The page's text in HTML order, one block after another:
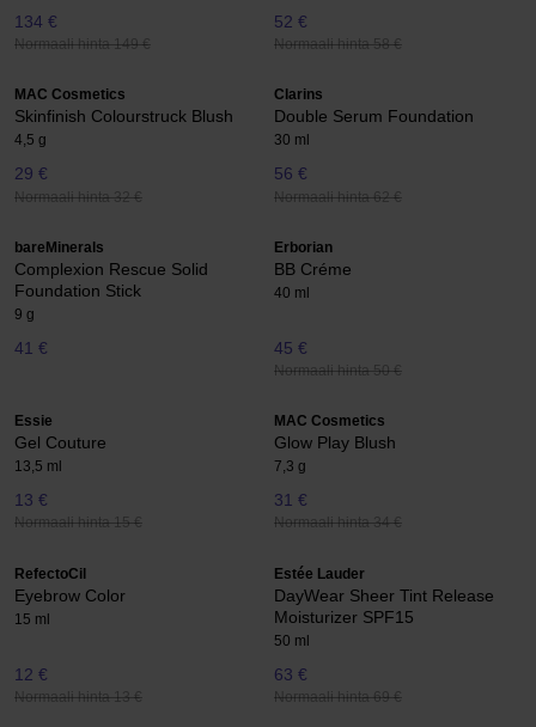
134 €
Normaali hinta 149 €
52 €
Normaali hinta 58 €
MAC Cosmetics
Skinfinish Colourstruck Blush
4,5 g
29 €
Normaali hinta 32 €
Clarins
Double Serum Foundation
30 ml
56 €
Normaali hinta 62 €
bareMinerals
Complexion Rescue Solid
Foundation Stick
9 g
41 €
Erborian
BB Créme
40 ml
45 €
Normaali hinta 50 €
Essie
Gel Couture
13,5 ml
13 €
Normaali hinta 15 €
MAC Cosmetics
Glow Play Blush
7,3 g
31 €
Normaali hinta 34 €
RefectoCil
Eyebrow Color
15 ml
12 €
Normaali hinta 13 €
Estée Lauder
DayWear Sheer Tint Release
Moisturizer SPF15
50 ml
63 €
Normaali hinta 69 €